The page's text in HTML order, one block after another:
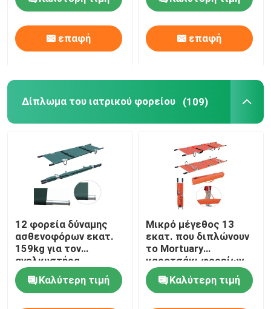
Σχετικά με εμάς
Επικοινωνήστε μαζί μας
Ειδήσεις
Υποθέσεις
Ζητήστε μια προσφορά
ελαφρύ για το
νοσοκομείο
μεταφορά ασθενών
επαφή
βοηθειών 92cm
επαφή
Δίπλωμα του ιατρικού φορείου (109)
12 φορεία δύναμης
ασθενοφόρων εκατ.
159kg για τον
ανελκυστήρα
ασθενοφόρων για την
περιποίηση κανενός
διπλώματος
Καλύτερη τιμή
Μικρό μέγεθος 13
εκατ. που διπλώνουν
το Mortuary
καροτσάκι φορείων
Καλύτερη τιμή